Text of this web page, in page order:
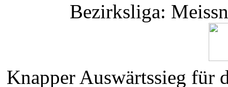
Bezirksliga:
Knapper Auswärtssieg für